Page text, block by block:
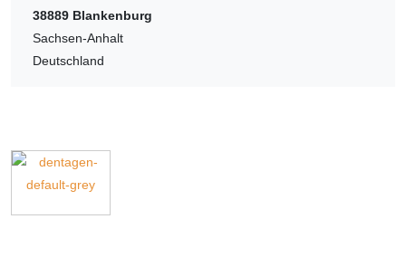
38889 Blankenburg
Sachsen-Anhalt
Deutschland